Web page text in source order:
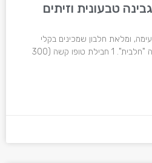
טבעונית וזיתים
ומלאת חלבון שמכינים בקלי
קלות ומחליפה בגאווה כל מנה "חלבית". 1 חבילת טופו קשה (300